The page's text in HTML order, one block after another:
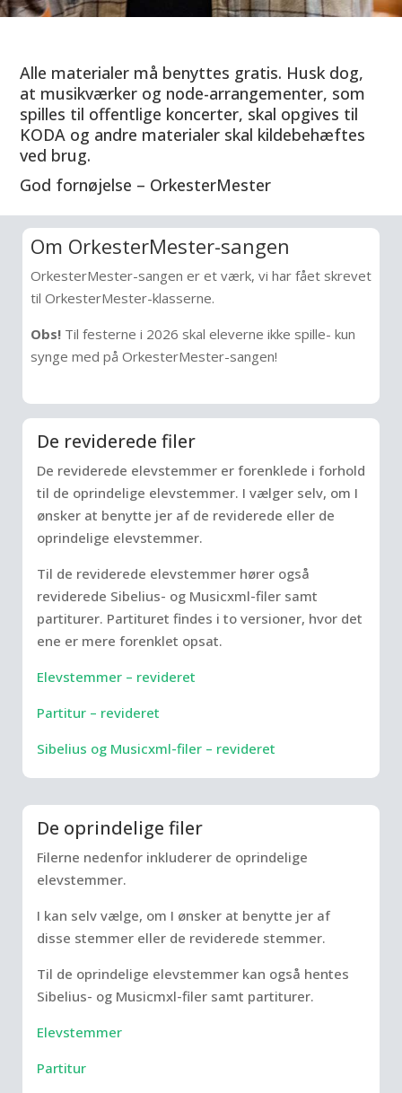
Alle materialer må benyttes gratis. Husk dog,
at musikværker og node-arrangementer, som
spilles til offentlige koncerter, skal opgives til
KODA og andre materialer skal kildebehæftes
ved brug.
God fornøjelse – OrkesterMester
Om OrkesterMester-sangen
OrkesterMester-sangen er et værk, vi har fået skrevet
til OrkesterMester-klasserne.
Obs!Til festerne i 2026 skal eleverne ikke spille- kun
synge med på OrkesterMester-sangen!
De reviderede filer
De reviderede elevstemmer er forenklede i forhold
til de oprindelige elevstemmer. I vælger selv, om I
ønsker at benytte jer af de reviderede eller de
oprindelige elevstemmer.
Til de reviderede elevstemmer hører også
reviderede Sibelius- og Musicxml-filer samt
partiturer. Partituret findes i to versioner, hvor det
ene er mere forenklet opsat.
Elevstemmer – revideret
Partitur – revideret
Sibelius og Musicxml-filer – revideret
De oprindelige filer
Filerne nedenfor inkluderer de oprindelige
elevstemmer.
I kan selv vælge, om I ønsker at benytte jer af
disse stemmer eller de reviderede stemmer.
Til de oprindelige elevstemmer kan også hentes
Sibelius- og Musicmxl-filer samt partiturer.
Elevstemmer
Partitur